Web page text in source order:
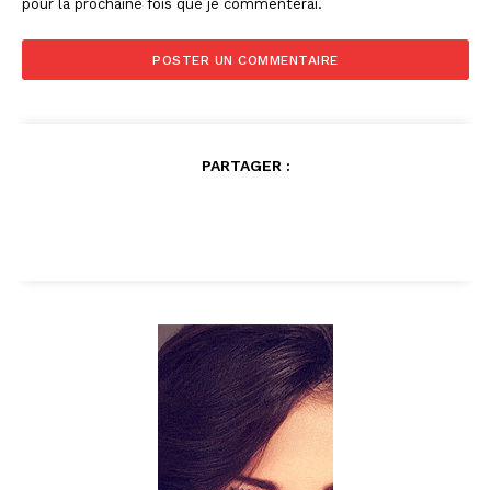
pour la prochaine fois que je commenterai.
PARTAGER :